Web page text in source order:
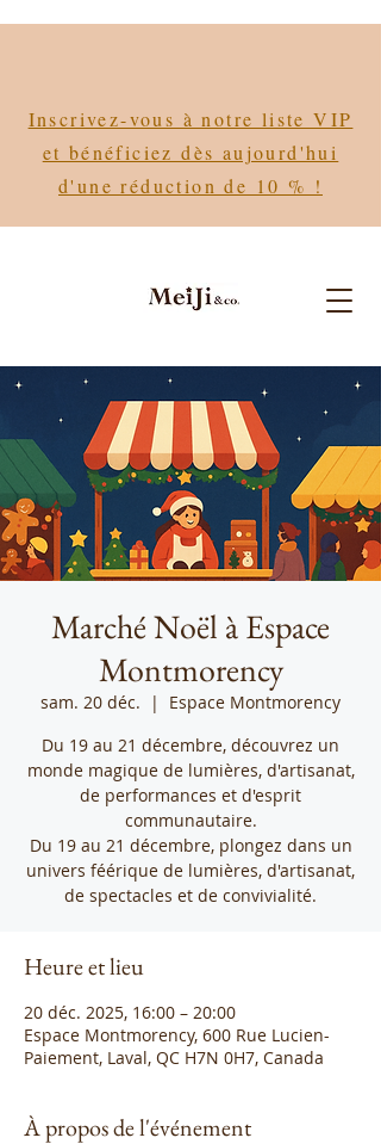
Inscrivez-vous à notre liste VIP
et bénéficiez dès aujourd'hui
d'une réduction de 10 % !
Marché Noël à Espace
Montmorency
sam. 20 déc.
  |
Espace Montmorency
Du 19 au 21 décembre, découvrez un
monde magique de lumières, d'artisanat,
de performances et d'esprit
communautaire.
Du 19 au 21 décembre, plongez dans un
univers féérique de lumières, d'artisanat,
de spectacles et de convivialité.
Heure et lieu
20 déc. 2025, 16:00 – 20:00
Espace Montmorency, 600 Rue Lucien-
Paiement, Laval, QC H7N 0H7, Canada
À propos de l'événement